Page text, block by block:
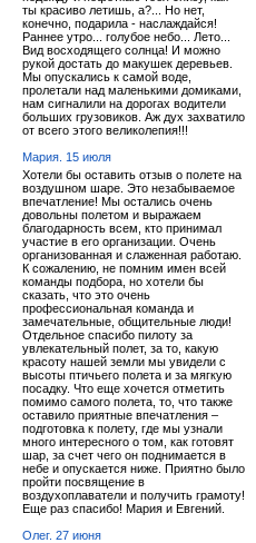
ты красиво летишь, а?... Но нет,
конечно, подарила - наслаждайся!
Раннее утро... голубое небо... Лето...
Вид восходящего солнца! И можно
рукой достать до макушек деревьев.
Мы опускались к самой воде,
пролетали над маленькими домиками,
нам сигналили на дорогах водители
больших грузовиков. Аж дух захватило
от всего этого великолепия!!!
Мария. 15 июля
Хотели бы оставить отзыв о полете на
воздушном шаре. Это незабываемое
впечатление! Мы остались очень
довольны полетом и выражаем
благодарность всем, кто принимал
участие в его организации. Очень
организованная и слаженная работаю.
К сожалению, не помним имен всей
команды подбора, но хотели бы
сказать, что это очень
профессиональная команда и
замечательные, общительные люди!
Отдельное спасибо пилоту за
увлекательный полет, за то, какую
красоту нашей земли мы увидели с
высоты птичьего полета и за мягкую
посадку. Что еще хочется отметить
помимо самого полета, то, что также
оставило приятные впечатления –
подготовка к полету, где мы узнали
много интересного о том, как готовят
шар, за счет чего он поднимается в
небе и опускается ниже. Приятно было
пройти посвящение в
воздухоплаватели и получить грамоту!
Еще раз спасибо! Мария и Евгений.
Олег. 27 июня